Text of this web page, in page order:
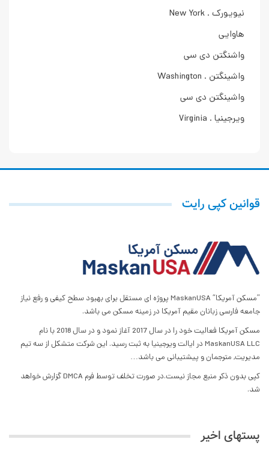
نیویورک . New York
هاوایی
واشنگتن دی سی
واشینگتن . Washington
واشینگتن دی سی
ویرجینیا . Virginia
قوانین کپی رایت
”مسکن آمریکا“ MaskanUSA پروژه ای مستقل برای بهبود سطح کیفی و رفع نیاز
جامعه فارسی زبانان مقیم آمریکا در زمینه مسکن می باشد.
مسکن آمریکا فعالیت خود را در سال 2017 آغاز نمود و در سال 2018 با نام
MaskanUSA LLC در ایالت ویرجینیا به ثبت رسید. این شرکت متشکل از سه تیم
مدیریت, مترجمان و پیشتیبانی می باشد…
کپی بدون ذکر منبع مجاز نیست.در صورت تخلف توسط فرم DMCA گزارش خواهد
شد.
پستهای اخیر